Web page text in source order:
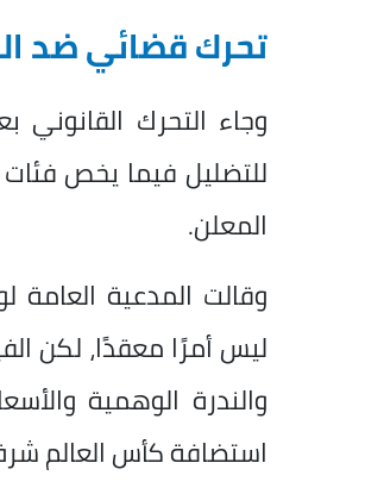
تحرك قضائي ضد
وجاء التحرك القانوني
للتضليل فيما يخص
المعلن.
وقالت المدعية العامة
ليس أمرًا معقدًا، لكن
والندرة الوهمية
استضافة كأس العالم